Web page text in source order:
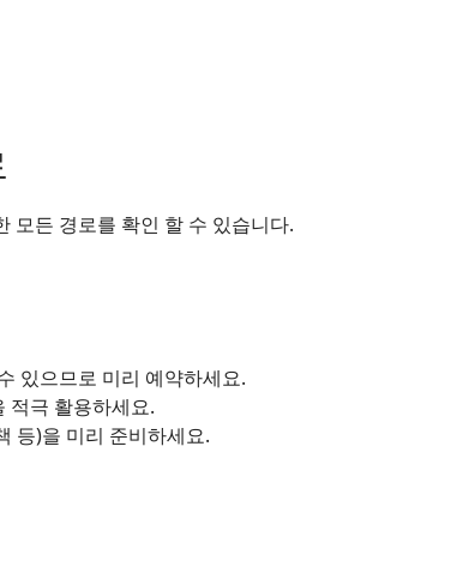
모든 경로를 확인 할 수 있습니다.
있으므로 미리 예약하세요.
적극 활용하세요.
등)을 미리 준비하세요.